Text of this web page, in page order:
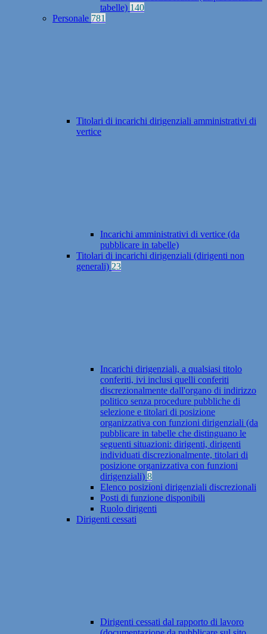
tabelle) 140
Personale 781
Titolari di incarichi dirigenziali amministrativi di
vertice
Incarichi amministrativi di vertice (da
pubblicare in tabelle)
Titolari di incarichi dirigenziali (dirigenti non
generali) 23
Incarichi dirigenziali, a qualsiasi titolo
conferiti, ivi inclusi quelli conferiti
discrezionalmente dall'organo di indirizzo
politico senza procedure pubbliche di
selezione e titolari di posizione
organizzativa con funzioni dirigenziali (da
pubblicare in tabelle che distinguano le
seguenti situazioni: dirigenti, dirigenti
individuati discrezionalmente, titolari di
posizione organizzativa con funzioni
dirigenziali) 8
Elenco posizioni dirigenziali discrezionali
Posti di funzione disponibili
Ruolo dirigenti
Dirigenti cessati
Dirigenti cessati dal rapporto di lavoro